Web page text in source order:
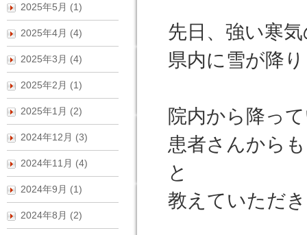
先日、強い寒
県内に雪が降
院内から降っ
患者さんから
と
教えていただ
2025年5月 (1)
2025年4月 (4)
2025年3月 (4)
2025年2月 (1)
2025年1月 (2)
2024年12月 (3)
2024年11月 (4)
2024年9月 (1)
2024年8月 (2)